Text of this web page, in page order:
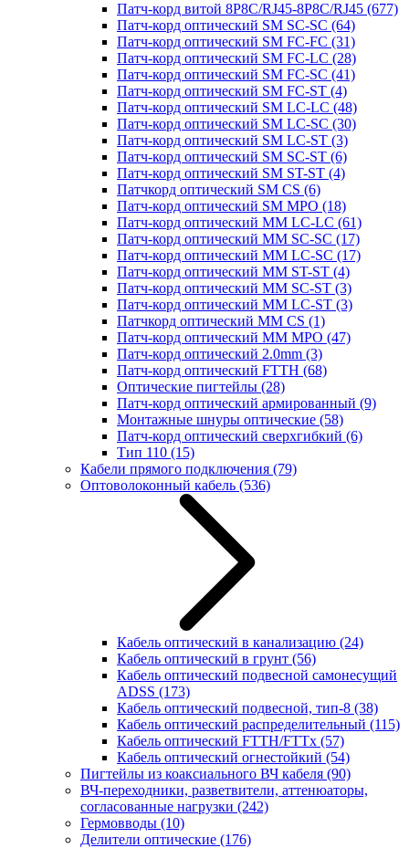
Патч-корд витой 8P8C/RJ45-8P8C/RJ45 (677)
Патч-корд оптический SM SC-SC (64)
Патч-корд оптический SM FC-FC (31)
Патч-корд оптический SM FC-LC (28)
Патч-корд оптический SM FC-SC (41)
Патч-корд оптический SM FC-ST (4)
Патч-корд оптический SM LC-LC (48)
Патч-корд оптический SM LC-SC (30)
Патч-корд оптический SM LC-ST (3)
Патч-корд оптический SM SC-ST (6)
Патч-корд оптический SM ST-ST (4)
Патчкорд оптический SM CS (6)
Патч-корд оптический SM MPO (18)
Патч-корд оптический MM LC-LC (61)
Патч-корд оптический MM SC-SC (17)
Патч-корд оптический MM LC-SC (17)
Патч-корд оптический MM ST-ST (4)
Патч-корд оптический MM SC-ST (3)
Патч-корд оптический MM LC-ST (3)
Патчкорд оптический MM CS (1)
Патч-корд оптический MM MPO (47)
Патч-корд оптический 2.0mm (3)
Патч-корд оптический FTTH (68)
Оптические пигтейлы (28)
Патч-корд оптический армированный (9)
Монтажные шнуры оптические (58)
Патч-корд оптический сверхгибкий (6)
Тип 110 (15)
Кабели прямого подключения (79)
Оптоволоконный кабель (536)
Кабель оптический в канализацию (24)
Кабель оптический в грунт (56)
Кабель оптический подвесной самонесущий
ADSS (173)
Кабель оптический подвесной, тип-8 (38)
Кабель оптический распределительный (115)
Кабель оптический FTTH/FTTx (57)
Кабель оптический огнестойкий (54)
Пигтейлы из коаксиального ВЧ кабеля (90)
ВЧ-переходники, разветвители, аттенюаторы,
согласованные нагрузки (242)
Гермовводы (10)
Делители оптические (176)